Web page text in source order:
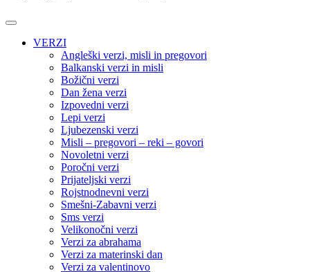
VERZI
Angleški verzi, misli in pregovori
Balkanski verzi in misli
Božični verzi
Dan žena verzi
Izpovedni verzi
Lepi verzi
Ljubezenski verzi
Misli – pregovori – reki – govori
Novoletni verzi
Poročni verzi
Prijateljski verzi
Rojstnodnevni verzi
Smešni-Zabavni verzi
Sms verzi
Velikonočni verzi
Verzi za abrahama
Verzi za materinski dan
Verzi za valentinovo